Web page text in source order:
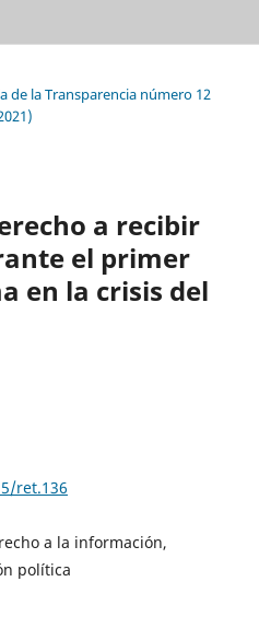
de la Transparencia número 12
a recibir
el primer
en la crisis del
ret.136
a la información,
política